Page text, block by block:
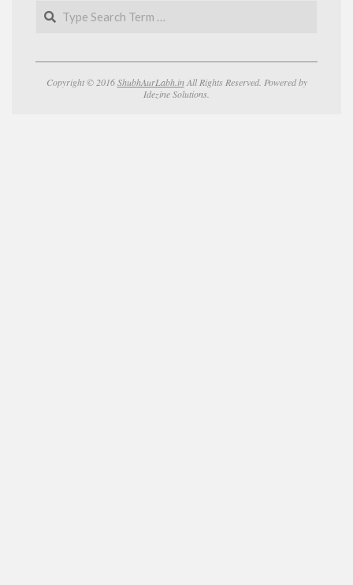
Search
Copyright © 2016ShubhAurLabh.in All Rights Reserved. Powered by
Idezine Solutions.